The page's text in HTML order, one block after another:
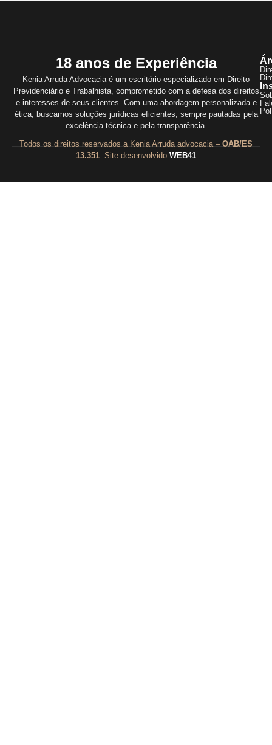
18 anos de Experiência
Kenia Arruda Advocacia é um escritório especializado em Direito
Previdenciário e Trabalhista, comprometido com a defesa dos direitos
e interesses de seus clientes. Com uma abordagem personalizada e
ética, buscamos soluções jurídicas eficientes, sempre pautadas pela
excelência técnica e pela transparência.
Todos os direitos reservados a Kenia Arruda advocacia – OAB/ES
13.351 . Site desenvolvido WEB41